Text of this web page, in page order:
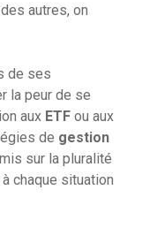
autres, on
de ses
la peur de se
aux ETF ou aux
de gestion
sur la pluralité
chaque situation